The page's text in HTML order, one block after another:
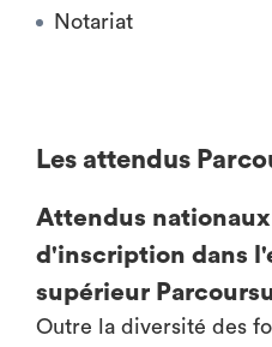
Notariat
Les attendus
Attendus
d'inscription dans
supérieur
Outre la diversité des